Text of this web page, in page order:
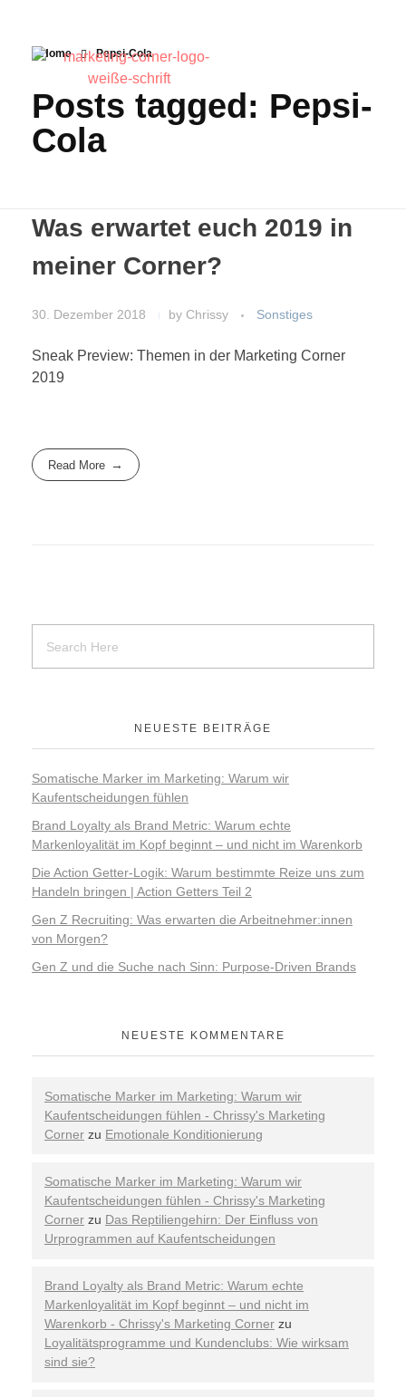
Home Pepsi-Cola
Posts tagged: Pepsi-
Cola
Was erwartet euch 2019 in
meiner Corner?
30. Dezember 2018 by Chrissy Sonstiges
Sneak Preview: Themen in der Marketing Corner
2019
Read More
NEUESTE BEITRÄGE
Somatische Marker im Marketing: Warum wir
Kaufentscheidungen fühlen
Brand Loyalty als Brand Metric: Warum echte
Markenloyalität im Kopf beginnt – und nicht im Warenkorb
Die Action Getter-Logik: Warum bestimmte Reize uns zum
Handeln bringen | Action Getters Teil 2
Gen Z Recruiting: Was erwarten die Arbeitnehmer:innen
von Morgen?
Gen Z und die Suche nach Sinn: Purpose-Driven Brands
NEUESTE KOMMENTARE
Somatische Marker im Marketing: Warum wir
Kaufentscheidungen fühlen - Chrissy's Marketing
Corner zu Emotionale Konditionierung
Somatische Marker im Marketing: Warum wir
Kaufentscheidungen fühlen - Chrissy's Marketing
Corner zu Das Reptiliengehirn: Der Einfluss von
Urprogrammen auf Kaufentscheidungen
Brand Loyalty als Brand Metric: Warum echte
Markenloyalität im Kopf beginnt – und nicht im
Warenkorb - Chrissy's Marketing Corner zu
Loyalitätsprogramme und Kundenclubs: Wie wirksam
sind sie?